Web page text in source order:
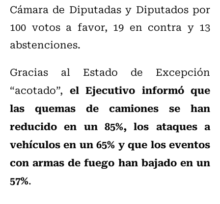
Cámara de Diputadas y Diputados por
100 votos a favor, 19 en contra y 13
abstenciones.
Gracias al Estado de Excepción
“acotado”, el Ejecutivo informó que
las quemas de camiones se han
reducido en un 85%, los ataques a
vehículos en un 65% y que los eventos
con armas de fuego han bajado en un
57%.